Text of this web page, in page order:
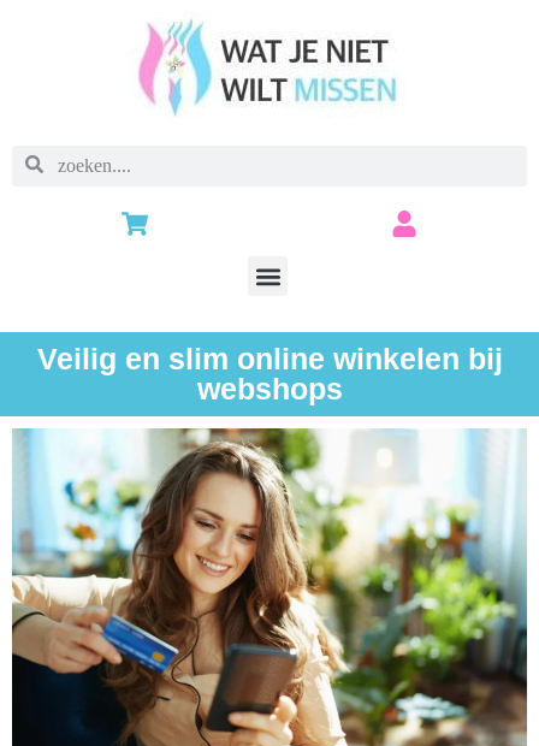
Veilig en slim online winkelen bij
webshops